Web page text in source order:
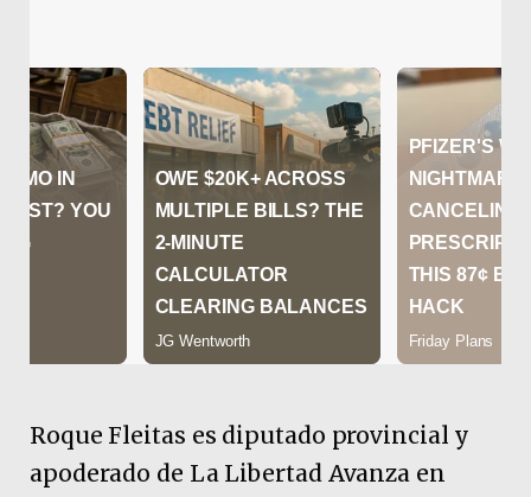
Roque Fleitas es diputado provincial y
apoderado de La Libertad Avanza en